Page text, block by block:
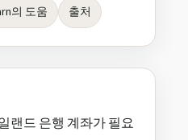
의 도움 출처
랜드 은행 계좌가 필요